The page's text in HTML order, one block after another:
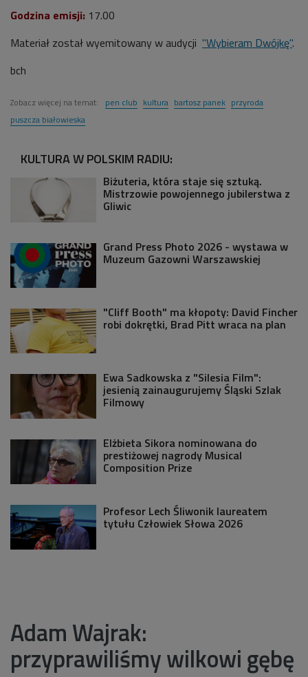
Godzina emisji: 17.00
Materiał został wyemitowany w audycji "Wybieram Dwójkę".
bch
Zobacz więcej na temat: pen club kultura bartosz panek przyroda
puszcza białowieska
KULTURA W POLSKIM RADIU:
Biżuteria, która staje się sztuką.
Mistrzowie powojennego jubilerstwa z
Gliwic
Grand Press Photo 2026 - wystawa w
Muzeum Gazowni Warszawskiej
"Cliff Booth" ma kłopoty: David Fincher
robi dokrętki, Brad Pitt wraca na plan
Ewa Sadkowska z "Silesia Film":
jesienią zainaugurujemy Śląski Szlak
Filmowy
Elżbieta Sikora nominowana do
prestiżowej nagrody Musical
Composition Prize
Profesor Lech Śliwonik laureatem
tytułu Człowiek Słowa 2026
Adam Wajrak:
przyprawiliśmy wilkowi gębę